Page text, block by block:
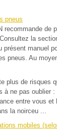
pneus
recommande de
la
présent manuel
pneus. Au
plus de risques
à ne pas oublier
entre vous et
la noirceu ...
mobiles